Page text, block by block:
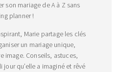
son mariage de A à Z sans
planner !
Marie partage les clés
un mariage unique,
image. Conseils, astuces,
qu’elle a imaginé et rêvé